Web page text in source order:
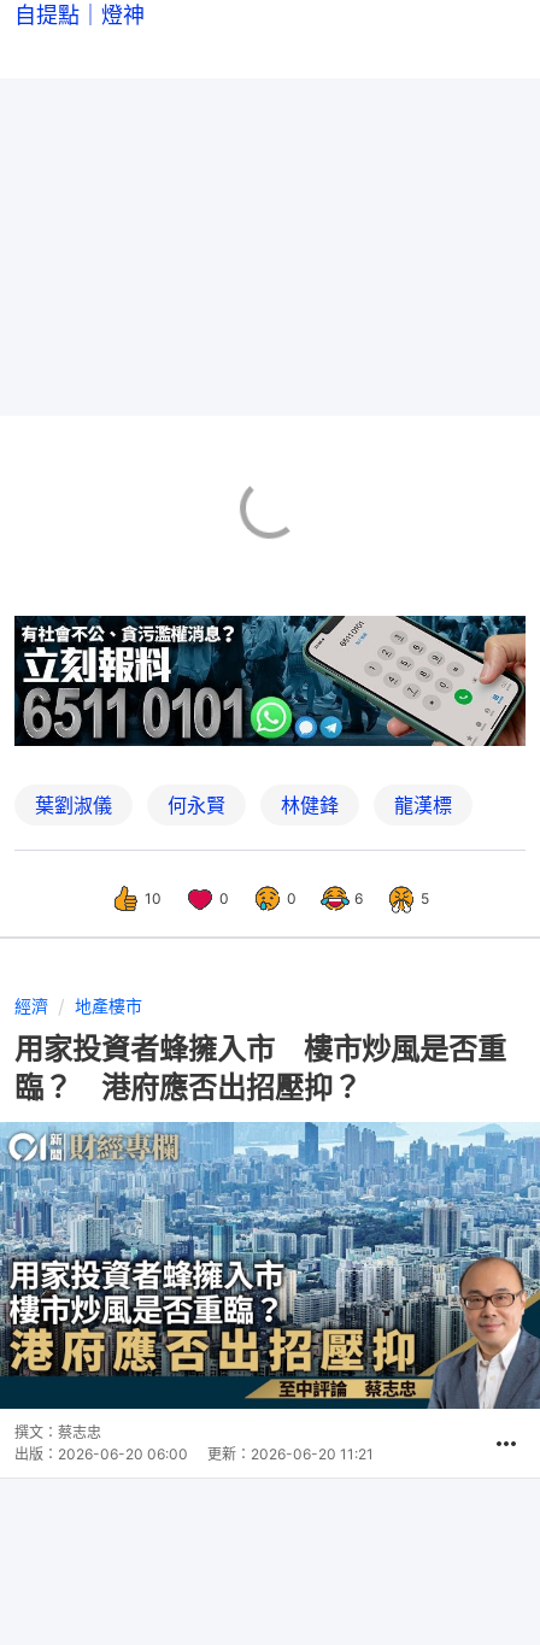
自提點｜燈神
葉劉淑儀 何永賢 林健鋒 龍漢標
10 0 0 6 5
經濟 地產樓市
用家投資者蜂擁入市 樓市炒風是否重
臨？ 港府應否出招壓抑？
撰文： 蔡志忠
出版： 2026-06-20 06:00 更新： 2026-06-20 11:21